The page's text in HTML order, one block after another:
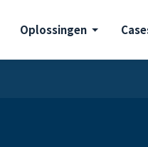
Oplossingen